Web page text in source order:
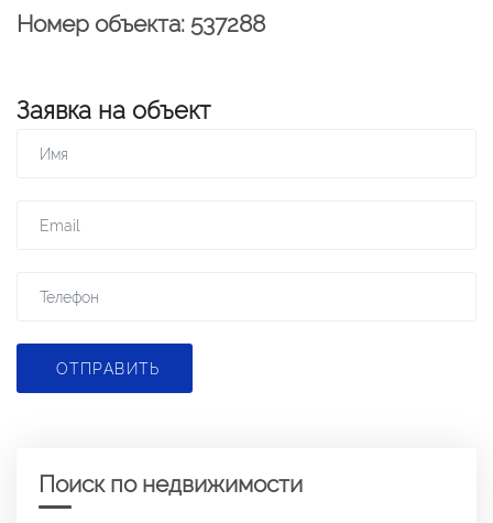
Номер объекта: 537288
Заявка на объект
ОТПРАВИТЬ
Поиск по недвижимости